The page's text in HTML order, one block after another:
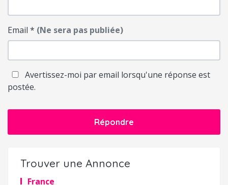
Email * (Ne sera pas publiée)
Avertissez-moi par email lorsqu'une réponse est
postée.
Répondre
Trouver une Annonce
France